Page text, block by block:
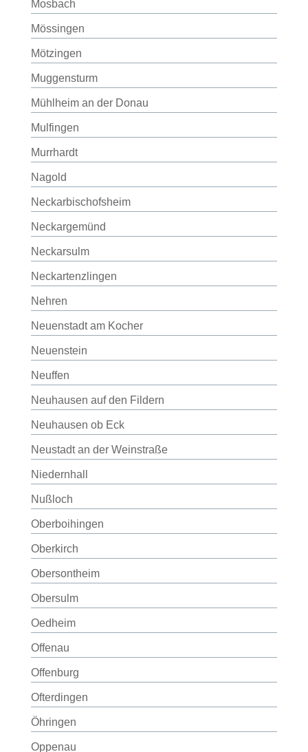
Mosbach
Mössingen
Mötzingen
Muggensturm
Mühlheim an der Donau
Mulfingen
Murrhardt
Nagold
Neckarbischofsheim
Neckargemünd
Neckarsulm
Neckartenzlingen
Nehren
Neuenstadt am Kocher
Neuenstein
Neuffen
Neuhausen auf den Fildern
Neuhausen ob Eck
Neustadt an der Weinstraße
Niedernhall
Nußloch
Oberboihingen
Oberkirch
Obersontheim
Obersulm
Oedheim
Offenau
Offenburg
Ofterdingen
Öhringen
Oppenau